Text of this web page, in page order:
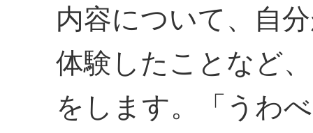
内容について、自
体験したことなど
をします。「うわ